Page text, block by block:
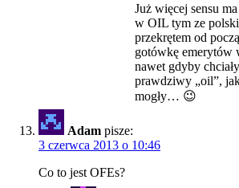
Już więcej sensu
w OIL tym ze
przekrętem od
gotówkę emerytów
nawet gdyby
prawdziwy „oil”,
mogły… 😉
Adam pisze:
3 czerwca 2013 o 10:46
Co to jest OFEs?